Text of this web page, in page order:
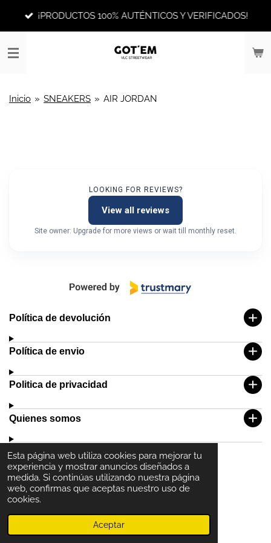
Esta página web utiliza cookies para mejorar tu
experiencia y mostrar anuncios diseñados a
medida. Si continúas utilizando nuestra página
web, confirmas que aceptas nuestro uso de
cookies.
Aceptar
principal
¡PRODUCTOS 100% AUTÉNTICOS Y VERIFICADOS!
Inicio » SNEAKERS » AIR JORDAN
LOOKING FOR REVIEWS?
View all reviews
Site owner: Upgrade for more views or wait till monthly reset.
Política de devolución
Política de envio
Politica de privacidad
Quienes somos
© 2024- 2025 GOT'EM VLC